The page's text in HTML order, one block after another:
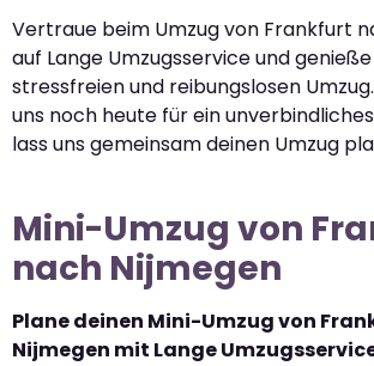
Vertraue beim Umzug von Frankfurt
auf Lange Umzugsservice und
stressfreien und reibungslosen
uns noch heute für ein
lass uns gemeinsam deinen Umzug
Mini-Umzug von
nach Nijmegen
Plane deinen Mini-Umzug von
Nijmegen mit Lange